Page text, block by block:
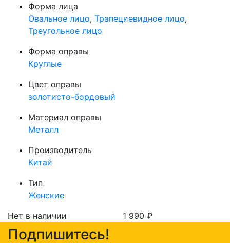
Форма лица
Овальное лицо, Трапециевидное лицо,
Треугольное лицо
Форма оправы
Круглые
Цвет оправы
золотисто-бордовый
Материал оправы
Металл
Производитель
Китай
Тип
Женские
Нет в наличии
1 990 ₽
Подпишитесь!